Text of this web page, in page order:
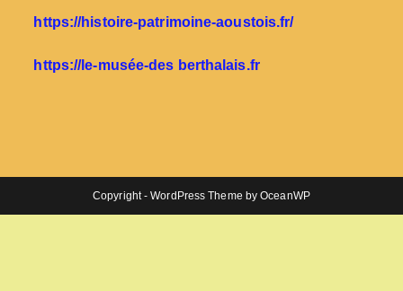
https://histoire-patrimoine-aoustois.fr/
https://le-musée-des berthalais.fr
Copyright - WordPress Theme by OceanWP